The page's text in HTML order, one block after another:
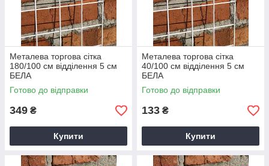
Металева торгова сітка
180/100 см відділення 5 см
БЕЛА
Готово до відправки
349 ₴
Купити
Металева торгова сітка
40/100 см відділення 5 см
БЕЛА
Готово до відправки
133 ₴
Купити